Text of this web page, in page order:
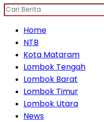
Home
NTB
Kota Mataram
Lombok Tengah
Lombok Barat
Lombok Timur
Lombok Utara
News